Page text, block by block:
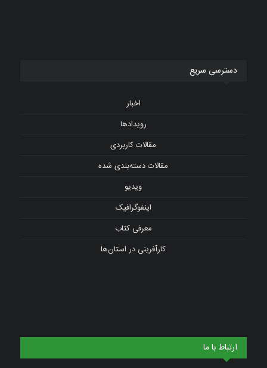
دسترسی سریع
اخبار
رویدادها
مقالات کاربردی
مقالات دسته‌بندی شده
ویدیو
اینفوگرافیک
معرفی کتاب
کارآفرینی در استان‌ها
ارتباط با ما